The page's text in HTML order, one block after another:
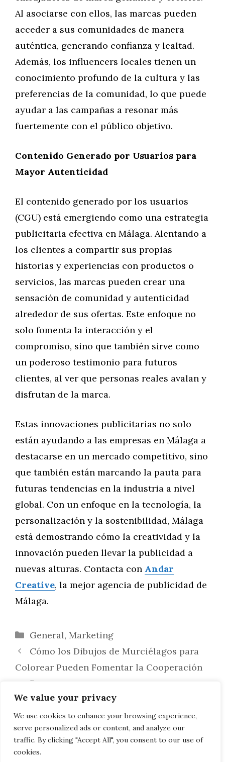
We value your privacy
We use cookies to enhance your browsing experience,
serve personalized ads or content, and analyze our
traffic. By clicking "Accept All", you consent to our use of
cookies.
Al asociarse con ellos, las marcas pueden
acceder a sus comunidades de manera
auténtica, generando confianza y lealtad.
Además, los influencers locales tienen un
conocimiento profundo de la cultura y las
preferencias de la comunidad, lo que puede
ayudar a las campañas a resonar más
fuertemente con el público objetivo.
Contenido Generado por Usuarios para
Mayor Autenticidad
El contenido generado por los usuarios
(CGU) está emergiendo como una estrategia
publicitaria efectiva en Málaga. Alentando a
los clientes a compartir sus propias
historias y experiencias con productos o
servicios, las marcas pueden crear una
sensación de comunidad y autenticidad
alrededor de sus ofertas. Este enfoque no
solo fomenta la interacción y el
compromiso, sino que también sirve como
un poderoso testimonio para futuros
clientes, al ver que personas reales avalan y
disfrutan de la marca.
Estas innovaciones publicitarias no solo
están ayudando a las empresas en Málaga a
destacarse en un mercado competitivo, sino
que también están marcando la pauta para
futuras tendencias en la industria a nivel
global. Con un enfoque en la tecnología, la
personalización y la sostenibilidad, Málaga
está demostrando cómo la creatividad y la
innovación pueden llevar la publicidad a
nuevas alturas. Contacta con Andar
Creative, la mejor agencia de publicidad de
Málaga.
Categorías
General, Marketing
Cómo los Dibujos de Murciélagos para
Colorear Pueden Fomentar la Cooperación
en Grupo
De Medios Tradicionales a Redes
Sociales: La Evolución de la Publicidad en
Málaga